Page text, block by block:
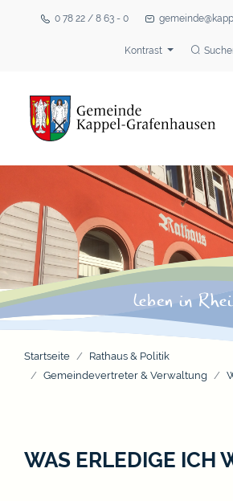
0 78 22 / 8 63 - 0
Kontrast
Startseite
Rathaus & Politik
Gemeindevertreter & Verwaltung
WAS ERLEDIGE ICH